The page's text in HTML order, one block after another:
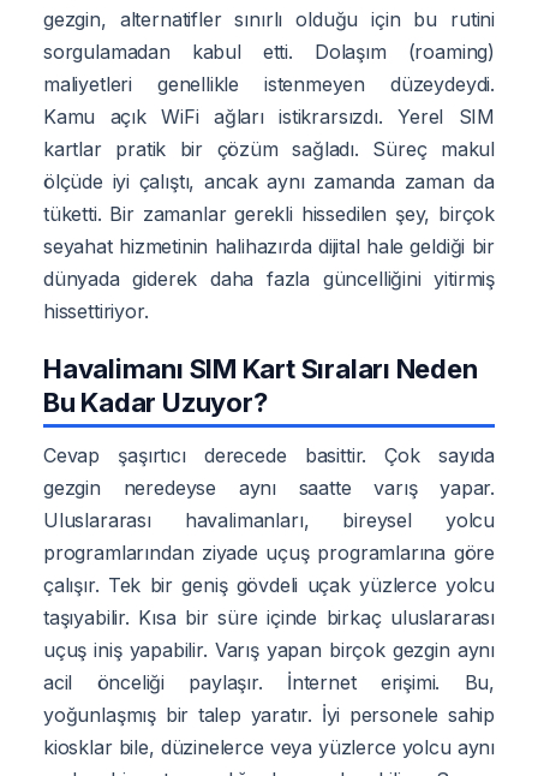
gezgin, alternatifler sınırlı olduğu için bu rutini
sorgulamadan kabul etti. Dolaşım (roaming)
maliyetleri genellikle istenmeyen düzeydeydi.
Kamu açık WiFi ağları istikrarsızdı. Yerel SIM
kartlar pratik bir çözüm sağladı. Süreç makul
ölçüde iyi çalıştı, ancak aynı zamanda zaman da
tüketti. Bir zamanlar gerekli hissedilen şey, birçok
seyahat hizmetinin halihazırda dijital hale geldiği bir
dünyada giderek daha fazla güncelliğini yitirmiş
hissettiriyor.
Havalimanı SIM Kart Sıraları Neden
Bu Kadar Uzuyor?
Cevap şaşırtıcı derecede basittir. Çok sayıda
gezgin neredeyse aynı saatte varış yapar.
Uluslararası havalimanları, bireysel yolcu
programlarından ziyade uçuş programlarına göre
çalışır. Tek bir geniş gövdeli uçak yüzlerce yolcu
taşıyabilir. Kısa bir süre içinde birkaç uluslararası
uçuş iniş yapabilir. Varış yapan birçok gezgin aynı
acil önceliği paylaşır. İnternet erişimi. Bu,
yoğunlaşmış bir talep yaratır. İyi personele sahip
kiosklar bile, düzinelerce veya yüzlerce yolcu aynı